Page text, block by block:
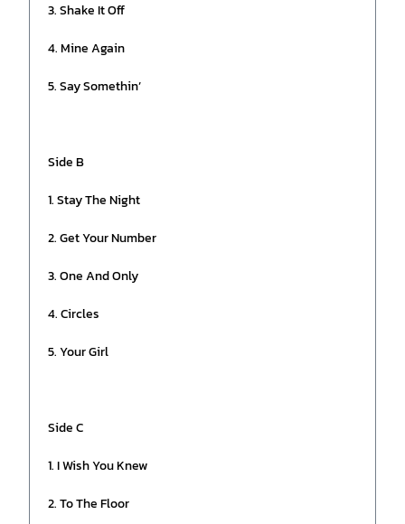
3. Shake It Off
4. Mine Again
5. Say Somethin’
Side B
1. Stay The Night
2. Get Your Number
3. One And Only
4. Circles
5. Your Girl
Side C
1. I Wish You Knew
2. To The Floor